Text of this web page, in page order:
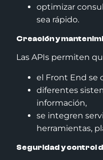
optimizar
sea rápido.
Creación y
Las APIs permiten
el Front End se
diferentes
información,
se integren
herramientas,
Seguridad y control